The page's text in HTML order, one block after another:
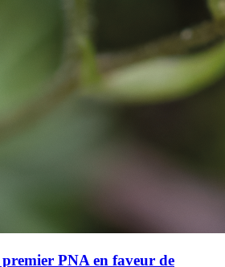
PNA en faveur de